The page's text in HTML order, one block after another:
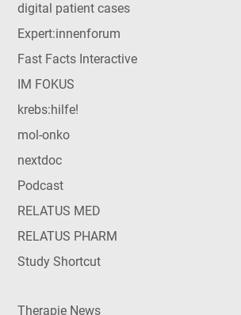
digital patient cases
Expert:innenforum
Fast Facts Interactive
IM FOKUS
krebs:hilfe!
mol-onko
nextdoc
Podcast
RELATUS MED
RELATUS PHARM
Study Shortcut
Therapie News